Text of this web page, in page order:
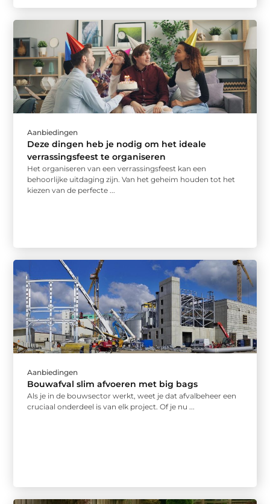
Aanbiedingen
Deze dingen heb je nodig om het ideale
verrassingsfeest te organiseren
Het organiseren van een verrassingsfeest kan een
behoorlijke uitdaging zijn. Van het geheim houden tot het
kiezen van de perfecte ...
Aanbiedingen
Bouwafval slim afvoeren met big bags
Als je in de bouwsector werkt, weet je dat afvalbeheer een
cruciaal onderdeel is van elk project. Of je nu ...